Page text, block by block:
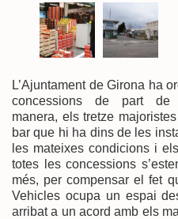
L’Ajuntament de Girona ha
concessions de part de
manera, els tretze
bar que hi ha dins de les
les mateixes condicions i
totes les concessions
més, per compensar el fet
Vehicles ocupa un espai
arribat a un acord amb els